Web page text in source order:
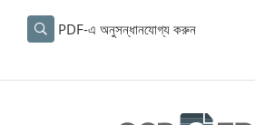
PDF-এ অনুসন্ধানযোগ্য করুন